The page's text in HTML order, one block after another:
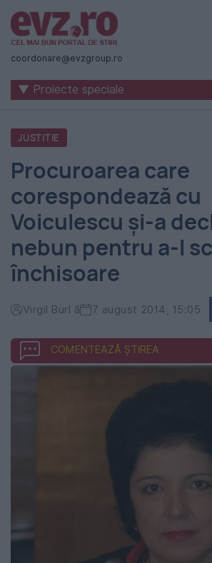
Știri
naționale
internaționale
România
-
Evenimentul
Zilei
coordonare@evzgroup.ro
▼ Proiecte speciale
JUSTITIE
Procuroarea care
corespondează cu
Voiculescu și-a
nebun pentru a-l
închisoare
Virgil Burl ă 7 august 2014, 15:05
COMENTEAZĂ ȘTIREA